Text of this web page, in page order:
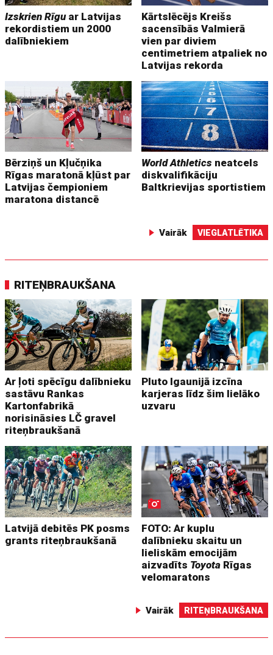
Izskrien Rīguar Latvijas
rekordistiem un 2000
dalībniekiem
Kārtslēcējs Kreišs
sacensībās Valmierā
vien par diviem
centimetriem atpaliek no
Latvijas rekorda
Bērziņš un Kļučņika
Rīgas maratonā kļūst par
Latvijas čempioniem
maratona distancē
World Athletics neatcels
diskvalifikāciju
Baltkrievijas sportistiem
Vairāk VIEGLATLĒTIKA
RITEŅBRAUKŠANA
Ar ļoti spēcīgu dalībnieku
sastāvu Rankas
Kartonfabrikā
norisināsies LČ gravel
riteņbraukšanā
Pluto Igaunijā izcīna
karjeras līdz šim lielāko
uzvaru
Latvijā debitēs PK posms
grants riteņbraukšanā
FOTO: Ar kuplu
dalībnieku skaitu un
lieliskām emocijām
aizvadīts Toyota Rīgas
velomaratons
Vairāk RITEŅBRAUKŠANA